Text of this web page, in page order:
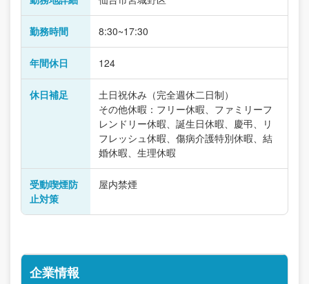
勤務時間 8:30~17:30
年間休日 124
休日補足
土日祝休み（完全週休二日制）
その他休暇：フリー休暇、ファミリーフ
レンドリー休暇、誕生日休暇、慶弔、リ
フレッシュ休暇、傷病介護特別休暇、結
婚休暇、生理休暇
受動喫煙防
止対策
屋内禁煙
企業情報